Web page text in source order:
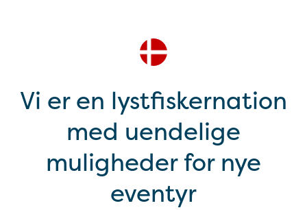
Vi er en lystfiskernation
med uendelige
muligheder for nye
eventyr